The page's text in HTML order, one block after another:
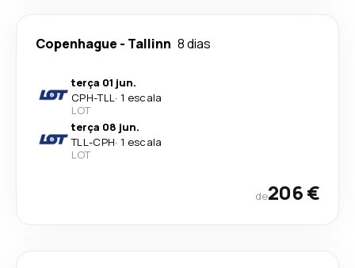
Copenhague - Tallinn 8 dias
terça 01 jun.
CPH-TLL· 1 escala
LOT
terça 08 jun.
TLL-CPH· 1 escala
LOT
de206 €